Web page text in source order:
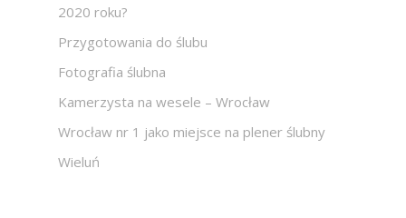
2020 roku?
Przygotowania do ślubu
Fotografia ślubna
Kamerzysta na wesele – Wrocław
Wrocław nr 1 jako miejsce na plener ślubny
Wieluń